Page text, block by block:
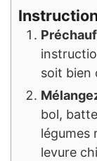
soit bien
bol,
légumes
levure